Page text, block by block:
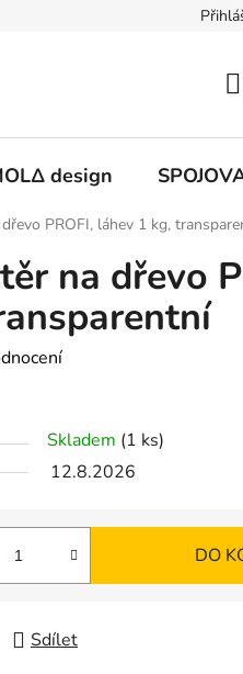
design
PROFI, láhev 1 kg,
na dřevo
Skladem (1 ks)
12.8.2026
DO
Sdílet